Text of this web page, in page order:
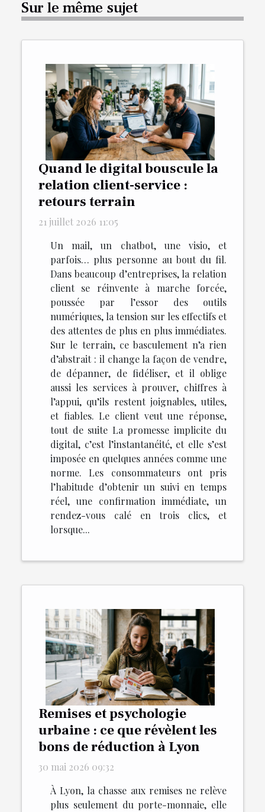
Sur le même sujet
Quand le digital bouscule la
relation client-service :
retours terrain
21 juillet 2026 11:05
Un mail, un chatbot, une visio, et
parfois… plus personne au bout du fil.
Dans beaucoup d’entreprises, la relation
client se réinvente à marche forcée,
poussée par l’essor des outils
numériques, la tension sur les effectifs et
des attentes de plus en plus immédiates.
Sur le terrain, ce basculement n’a rien
d’abstrait : il change la façon de vendre,
de dépanner, de fidéliser, et il oblige
aussi les services à prouver, chiffres à
l’appui, qu’ils restent joignables, utiles,
et fiables. Le client veut une réponse,
tout de suite La promesse implicite du
digital, c’est l’instantanéité, et elle s’est
imposée en quelques années comme une
norme. Les consommateurs ont pris
l’habitude d’obtenir un suivi en temps
réel, une confirmation immédiate, un
rendez-vous calé en trois clics, et
lorsque...
Remises et psychologie
urbaine : ce que révèlent les
bons de réduction à Lyon
30 mai 2026 09:32
À Lyon, la chasse aux remises ne relève
plus seulement du porte-monnaie, elle